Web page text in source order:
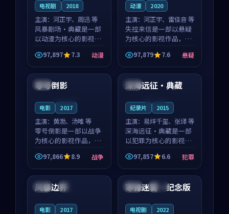
电视剧 2018
主演： 河正宇、周迅 等
风暴剧场·典藏是一部
以动漫为核心的影视作
品，围绕危机、反转与
人物成长展开，整体节
奏紧凑，值得推荐观
看。
97,897 7.3 动漫
动漫 2020
主演： 河正宇、雷佳音 等
失控来信是一部以悬疑
为核心的影视作品，围
绕危机、反转与人物成
长展开，整体节奏紧
凑，值得推荐观看。
97,879 7.6 悬疑
中国
零号倒影
电影 2017
主演： 黄渤、汤唯 等
零号倒影是一部以战争
为核心的影视作品，围
绕危机、反转与人物成
长展开，整体节奏紧
凑，值得推荐观看。
97,866 8.9 战争
中国
深海远征·典藏
纪录片 2015
主演： 易烊千玺、张译 等
深海远征·典藏是一部
以犯罪为核心的影视作
品，围绕危机、反转与
人物成长展开，整体节
奏紧凑，值得推荐观
看。
97,857 6.6 犯罪
法国 高分
风暴边界
电影 2017
美国 杜比
寒锋迷雾·纪念版
电视剧 2022